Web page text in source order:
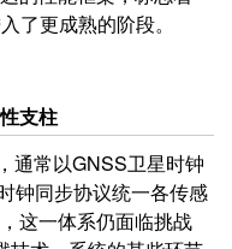
了更成熟的阶段。
支柱
通常以GNSS卫星时钟
钟同步协议统一各传感
这一体系仍面临挑战